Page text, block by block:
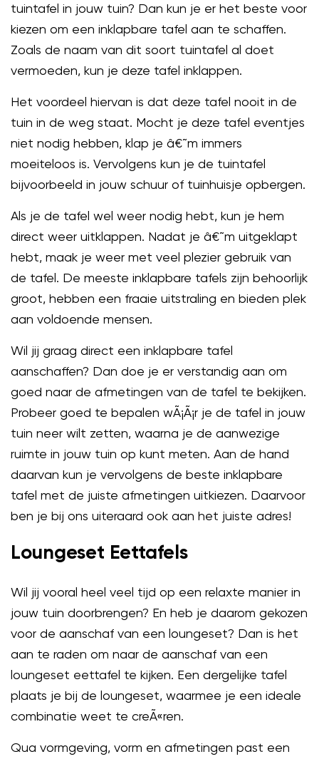
tuintafel in jouw tuin? Dan kun je er het beste voor
kiezen om een inklapbare tafel aan te schaffen.
Zoals de naam van dit soort tuintafel al doet
vermoeden, kun je deze tafel inklappen.
Het voordeel hiervan is dat deze tafel nooit in de
tuin in de weg staat. Mocht je deze tafel eventjes
niet nodig hebben, klap je â€˜m immers
moeiteloos is. Vervolgens kun je de tuintafel
bijvoorbeeld in jouw schuur of tuinhuisje opbergen.
Als je de tafel wel weer nodig hebt, kun je hem
direct weer uitklappen. Nadat je â€˜m uitgeklapt
hebt, maak je weer met veel plezier gebruik van
de tafel. De meeste inklapbare tafels zijn behoorlijk
groot, hebben een fraaie uitstraling en bieden plek
aan voldoende mensen.
Wil jij graag direct een inklapbare tafel
aanschaffen? Dan doe je er verstandig aan om
goed naar de afmetingen van de tafel te bekijken.
Probeer goed te bepalen wÃ¡Ã¡r je de tafel in jouw
tuin neer wilt zetten, waarna je de aanwezige
ruimte in jouw tuin op kunt meten. Aan de hand
daarvan kun je vervolgens de beste inklapbare
tafel met de juiste afmetingen uitkiezen. Daarvoor
ben je bij ons uiteraard ook aan het juiste adres!
Loungeset Eettafels
Wil jij vooral heel veel tijd op een relaxte manier in
jouw tuin doorbrengen? En heb je daarom gekozen
voor de aanschaf van een loungeset? Dan is het
aan te raden om naar de aanschaf van een
loungeset eettafel te kijken. Een dergelijke tafel
plaats je bij de loungeset, waarmee je een ideale
combinatie weet te creÃ«ren.
Qua vormgeving, vorm en afmetingen past een